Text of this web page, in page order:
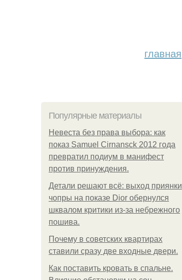
главная
Популярные материалы
Невеста без права выбора: как
показ Samuel Cirnansck 2012 года
превратил подиум в манифест
против принуждения.
Детали решают всё: выход приянки
чопры на показе Dior обернулся
шквалом критики из-за небрежного
пошива.
Почему в советских квартирах
ставили сразу две входные двери.
Как поставить кровать в спальне.